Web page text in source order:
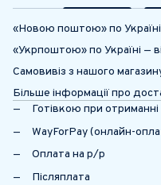
«Новою поштою» по
«Укрпоштою» по Україні —
Самовивіз з нашого
Більше інформації про
Готівкою при отриманні
WayForPay (онлайн-
Оплата на р/р
Післяплата